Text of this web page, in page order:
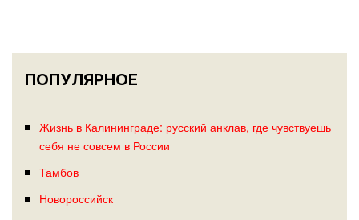
ПОПУЛЯРНОЕ
Жизнь в Калининграде: русский анклав, где чувствуешь
себя не совсем в России
Тамбов
Новороссийск